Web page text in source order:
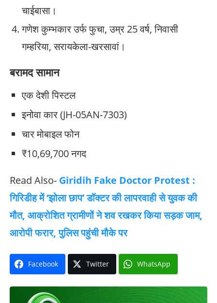
चाईबासा।
गणेश कुम्भकार उर्फ फुचा, उम्र 25 वर्ष, निवासी
गम्हरिया, सरायकेला-खरसावां।
बरामद सामान
एक देशी पिस्टल
इनोवा कार (JH-05AN-7303)
चार मोबाइल फोन
₹10,69,700 नगद
Read Also- Giridih Fake Doctor Protest :
गिरिडीह में ‘झोला छाप’ डॉक्टर की लापरवाही से युवक की
मौत, आक्रोशित ग्रामीणों ने शव रखकर किया सड़क जाम,
आरोपी फरार, पुलिस पहुंची मौके पर
Facebook Twitter WhatsApp